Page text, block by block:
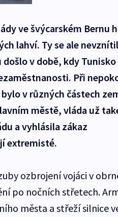
ve švýcarském Bernu
lahví. Ty se ale
v době, kdy Tunisko
Při
v různých částech
městě, vláda už
a vyhlásila zákaz
extremisté.
ozbrojení vojáci v
po nočních střetech.
města a střeží silnice